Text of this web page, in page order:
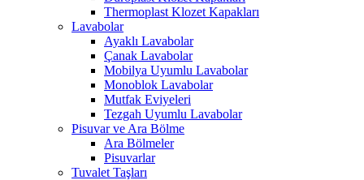
Thermoplast Klozet Kapakları
Lavabolar
Ayaklı Lavabolar
Çanak Lavabolar
Mobilya Uyumlu Lavabolar
Monoblok Lavabolar
Mutfak Eviyeleri
Tezgah Uyumlu Lavabolar
Pisuvar ve Ara Bölme
Ara Bölmeler
Pisuvarlar
Tuvalet Taşları